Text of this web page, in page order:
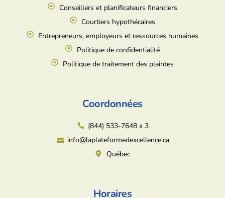
Conseillers et planificateurs financiers
Courtiers hypothécaires
Entrepreneurs, employeurs et ressources humaines
Politique de confidentialité
Politique de traitement des plaintes
Coordonnées
(844) 533-7648 x 3
info@laplateformedexcellence.ca
Québec
Horaires